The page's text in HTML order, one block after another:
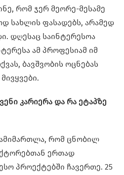
რომ ჯერ მეორე-მესამე
სახლის ფასადებს, არამედ
დღესაც საინტერესოა
ამ პროფესიამ იმ
ბავშვობის ოცნებას
კარიერა და რა ეტაპზე
რომ ცნობილ
ერთად
პროექტებში ჩავერთე. 25